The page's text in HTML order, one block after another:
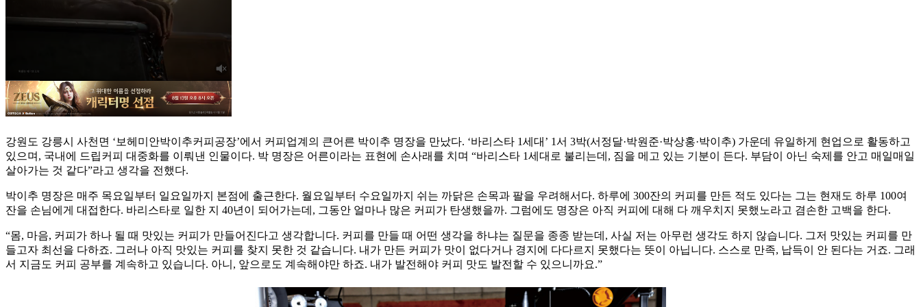
강원도 강릉시 사천면 ‘보헤미안박이추커피공장’에서 커피업계의 큰어른 박이추 명장을 만났다. ‘바리스타 1세대’ 1서 3박(서정달·박원준·박상홍·박이추) 가운데 유일하게 현업으로 활동하고
있으며, 국내에 드립커피 대중화를 이뤄낸 인물이다. 박 명장은 어른이라는 표현에 손사래를 치며 “바리스타 1세대로 불리는데, 짐을 메고 있는 기분이 든다. 부담이 아닌 숙제를 안고 매일매일
살아가는 것 같다”라고 생각을 전했다.
박이추 명장은 매주 목요일부터 일요일까지 본점에 출근한다. 월요일부터 수요일까지 쉬는 까닭은 손목과 팔을 우려해서다. 하루에 300잔의 커피를 만든 적도 있다는 그는 현재도 하루 100여
잔을 손님에게 대접한다. 바리스타로 일한 지 40년이 되어가는데, 그동안 얼마나 많은 커피가 탄생했을까. 그럼에도 명장은 아직 커피에 대해 다 깨우치지 못했노라고 겸손한 고백을 한다.
“몸, 마음, 커피가 하나 될 때 맛있는 커피가 만들어진다고 생각합니다. 커피를 만들 때 어떤 생각을 하냐는 질문을 종종 받는데, 사실 저는 아무런 생각도 하지 않습니다. 그저 맛있는 커피를 만
들고자 최선을 다하죠. 그러나 아직 맛있는 커피를 찾지 못한 것 같습니다. 내가 만든 커피가 맛이 없다거나 경지에 다다르지 못했다는 뜻이 아닙니다. 스스로 만족, 납득이 안 된다는 거죠. 그래
서 지금도 커피 공부를 계속하고 있습니다. 아니, 앞으로도 계속해야만 하죠. 내가 발전해야 커피 맛도 발전할 수 있으니까요.”